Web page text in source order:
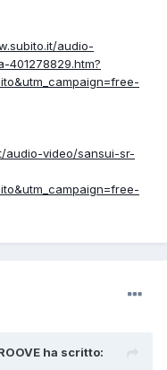
audio-
audio-video/sansui-sr-
ha scritto: